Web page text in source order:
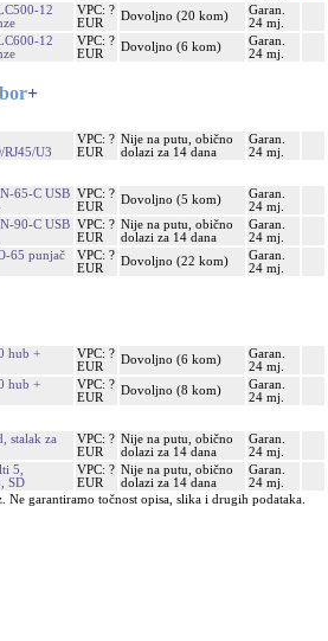
12
VPC: ?
EUR
Dovoljno (20 kom)
Garan.
24 mj.
12
VPC: ?
EUR
Dovoljno (6 kom)
Garan.
24 mj.
+
U3
VPC: ?
EUR
Nije na putu, obično
dolazi za 14 dana
Garan.
24 mj.
65-C USB VPC: ?
EUR
Dovoljno (5 kom)
Garan.
24 mj.
90-C USB VPC: ?
EUR
Nije na putu, obično
dolazi za 14 dana
Garan.
24 mj.
65 punjač
VPC: ?
EUR
Dovoljno (22 kom)
Garan.
24 mj.
hub +
VPC: ?
EUR
Dovoljno (6 kom)
Garan.
24 mj.
hub +
VPC: ?
EUR
Dovoljno (8 kom)
Garan.
24 mj.
stalak za
VPC: ?
EUR
Nije na putu, obično
dolazi za 14 dana
Garan.
24 mj.
5,
SD
VPC: ?
EUR
Nije na putu, obično
dolazi za 14 dana
Garan.
24 mj.
Ne garantiramo točnost opisa, slika i drugih podataka.